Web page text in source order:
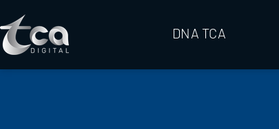
DNA TCA